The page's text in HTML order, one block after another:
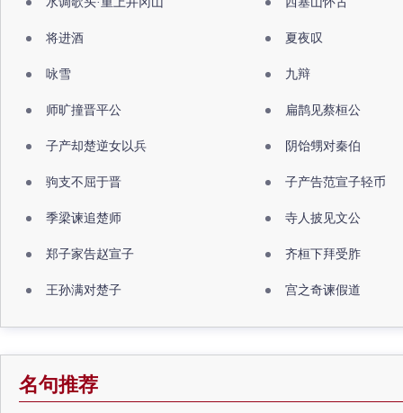
将进酒 夏夜叹
咏雪 九辩
师旷撞晋平公 扁鹊见蔡桓公
子产却楚逆女以兵 阴饴甥对秦伯
驹支不屈于晋 子产告范宣子轻币
季梁谏追楚师 寺人披见文公
郑子家告赵宣子 齐桓下拜受胙
王孙满对楚子 宫之奇谏假道
名句推荐